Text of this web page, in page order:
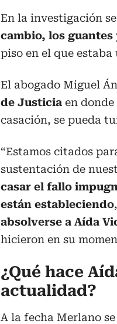
En la investigación
cambio, los guantes
piso en el que
El abogado Miguel
de Justicia en
casación, se pueda
“Estamos citados
sustentación de
casar el fallo
están estableciendo
absolverse a Aída
hicieron en su
¿Qué hace
actualidad?
A la fecha Merlano